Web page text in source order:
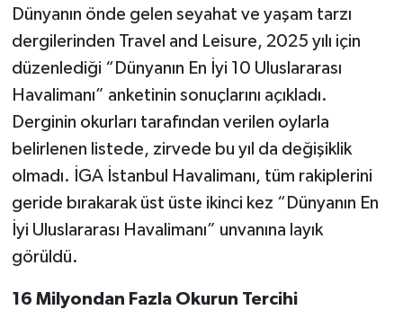
Dünyanın önde gelen seyahat ve yaşam tarzı
dergilerinden Travel and Leisure, 2025 yılı için
düzenlediği “Dünyanın En İyi 10 Uluslararası
Havalimanı” anketinin sonuçlarını açıkladı.
Derginin okurları tarafından verilen oylarla
belirlenen listede, zirvede bu yıl da değişiklik
olmadı. İGA İstanbul Havalimanı, tüm rakiplerini
geride bırakarak üst üste ikinci kez “Dünyanın En
İyi Uluslararası Havalimanı” unvanına layık
görüldü.
16 Milyondan Fazla Okurun Tercihi